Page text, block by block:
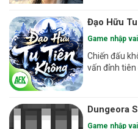
Đạo Hữu
Game nhập vai
Chiến đấu
vấn đỉnh tiên
Dungeora
Game nhập vai